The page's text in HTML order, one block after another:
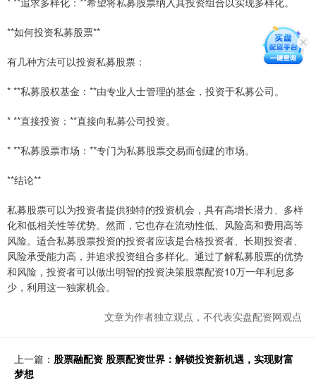
**如何投资私募股票**
有几种方法可以投资私募股票：
* **私募股权基金：**由专业人士管理的基金，投资于私募公司。
* **直接投资：**直接向私募公司投资。
* **私募股票市场：**专门为私募股票交易而创建的市场。
**结论**
私募股票可以为投资者提供独特的投资机会，具有高增长潜力、多样
化和低相关性等优势。然而，它也存在流动性低、风险高和费用高等
风险。适合私募股票投资的投资者应该是合格投资者、长期投资者、
风险承受能力高，并追求投资组合多样化。通过了解私募股票的优势
和风险，投资者可以做出明智的投资决策股票配资10万一年利息多
少，利用这一独家机会。
文章为作者独立观点，不代表实盘配资网观点
上一篇： 股票融配资 股票配资世界：解锁投资新机遇，实现财富
梦想